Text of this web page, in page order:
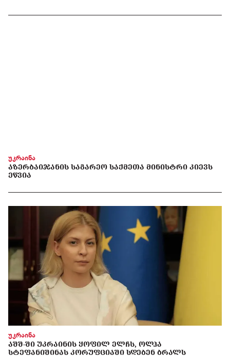
უკრაინა
ᲐᲖᲔᲠᲑᲐᲘᲯᲐᲜᲘᲡ ᲡᲐᲒᲐᲠᲔᲝ ᲡᲐᲥᲛᲔᲗᲐ ᲛᲘᲜᲘᲡᲢᲠᲘ ᲙᲘᲔᲕᲡ
ᲔᲬᲕᲘᲐ
უკრაინა
ᲐᲨᲨ-ᲨᲘ ᲣᲙᲠᲐᲘᲜᲘᲡ ᲧᲝᲤᲘᲚ ᲔᲚᲩᲡ, ᲝᲚᲰᲐ
ᲡᲢᲔᲤᲐᲜᲘᲨᲘᲜᲐᲡ ᲙᲝᲠᲣᲤᲪᲘᲐᲨᲘ ᲡᲓᲔᲑᲔᲜ ᲑᲠᲐᲚᲡ